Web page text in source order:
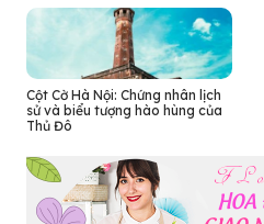
Cột Cờ Hà Nội: Chứng nhân lịch
sử và biểu tượng hào hùng của
Thủ Đô